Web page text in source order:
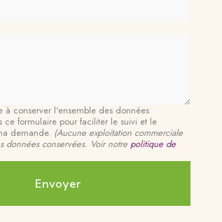
à conserver l'ensemble des données
ce formulaire pour faciliter le suivi et le
demande. (Aucune exploitation commerciale
données conservées. Voir notre politique de